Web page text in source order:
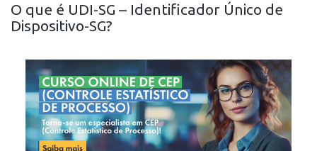
O que é UDI-SG – Identificador Único de
Dispositivo-SG?